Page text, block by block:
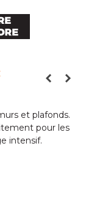
et plafonds.
pour les
intensif.